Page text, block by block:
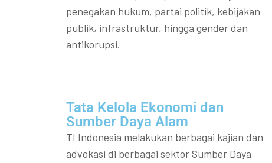
penegakan hukum, partai politik, kebijakan
publik, infrastruktur, hingga gender dan
antikorupsi.
Tata Kelola Ekonomi dan
Sumber Daya Alam
TI Indonesia melakukan berbagai kajian dan
advokasi di berbagai sektor Sumber Daya